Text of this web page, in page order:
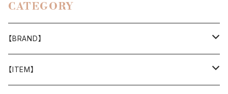
CATEGORY
【BRAND】
山と道
【ITEM】